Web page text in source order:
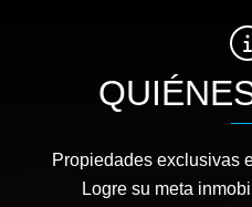
Propiedades exclusivas
Logre su meta